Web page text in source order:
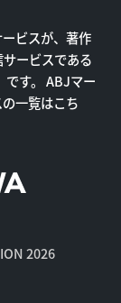
ビスが、著作
ービスである
です。 ABJマー
一覧はこち
2026